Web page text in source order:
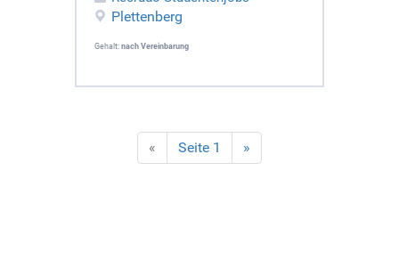
Plettenberg
Gehalt: nach Vereinbarung
« Seite 1 »